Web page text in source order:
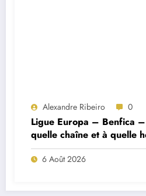
Alexandre Ribeiro 0
Ligue Europa – Benfica
quelle chaîne et à quelle
match ?
6 Août 2026